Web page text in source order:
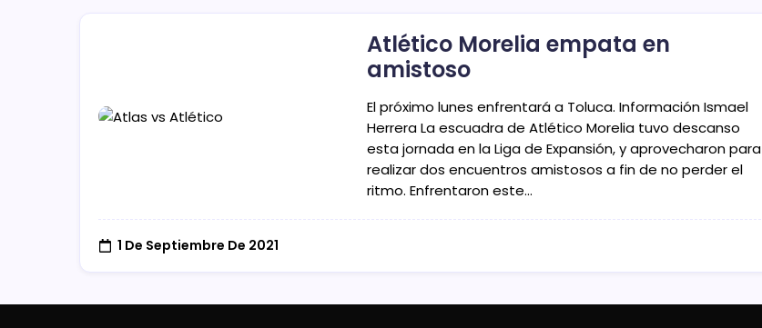
Atlético Morelia empata en
amistoso
El próximo lunes enfrentará a Toluca. Información Ismael
Herrera La escuadra de Atlético Morelia tuvo descanso
esta jornada en la Liga de Expansión, y aprovecharon para
realizar dos encuentros amistosos a fin de no perder el
ritmo. Enfrentaron este…
1 De Septiembre De 2021